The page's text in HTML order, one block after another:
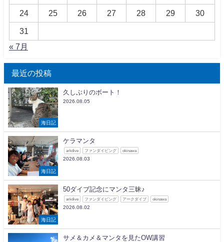
24 25 26 27 28 29 30
31
« 7月
最近の投稿
海日記
久しぶりのボート！
2026.08.05
海日記
ケラマンタ
arkdive ファンダイビング okinawa
2026.08.03
海日記
50ダイブ記念にマンタ三昧♪
arkdive ファンダイビング アークダイブ okinawa
2026.08.02
サメ＆カメ＆マンタを見たOW講習